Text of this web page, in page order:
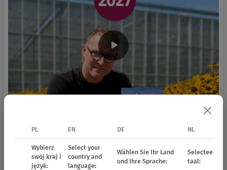
PL EN DE NL
Wybierz
swój kraj i
język:
Select your
country and
language:
Wählen Sie Ihr Land
und Ihre Sprache:
Selecteer uw
taal: